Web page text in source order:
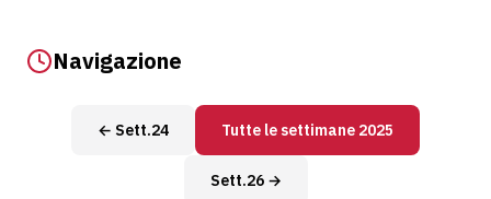
Navigazione
← Sett.24 Tutte le settimane 2025
Sett.26 →